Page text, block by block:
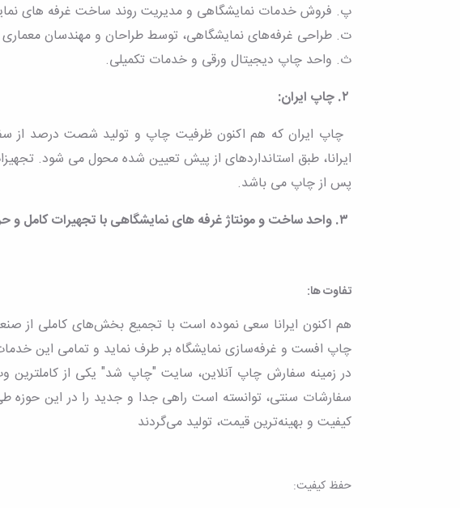
پ. فروش خدمات نمایشگاهی و مدیریت روند ساخت غرفه های
ت. طراحی غرفه‌های نمایشگاهی، توسط طراحان و مهندسان معماری
ث. واحد چاپ دیجیتال ورقی و خدمات تکمیلی.
چاپ ایران که هم اکنون ظرفیت چاپ و تولید شصت درصد از
ایرانا، طبق استانداردهای از پیش تعیین شده محول می شود.
پس از چاپ می باشد.
تفاوت ها:
هم اکنون ایرانا سعی نموده است با تجمیع بخش‌های کاملی از
چاپ افست و غرفه‌سازی نمایشگاه بر طرف نماید و تمامی این
در زمینه سفارش چاپ آنلاین، سایت "چاپ شد" یکی از
سفارشات سنتی، توانسته است راهی جدا و جدید را در این حوزه
کیفیت و بهینه‌ترین قیمت، تولید می‌گردند
حفظ کیفیت: